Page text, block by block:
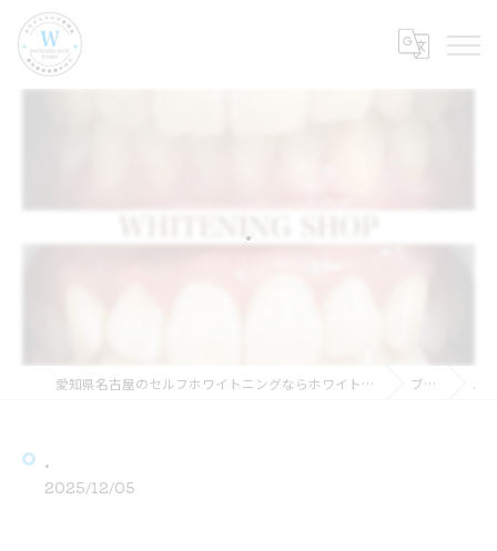
.
愛知県名古屋のセルフホワイトニングならホワイトニングショップ名古屋店 ブログ .
.
2025/12/05